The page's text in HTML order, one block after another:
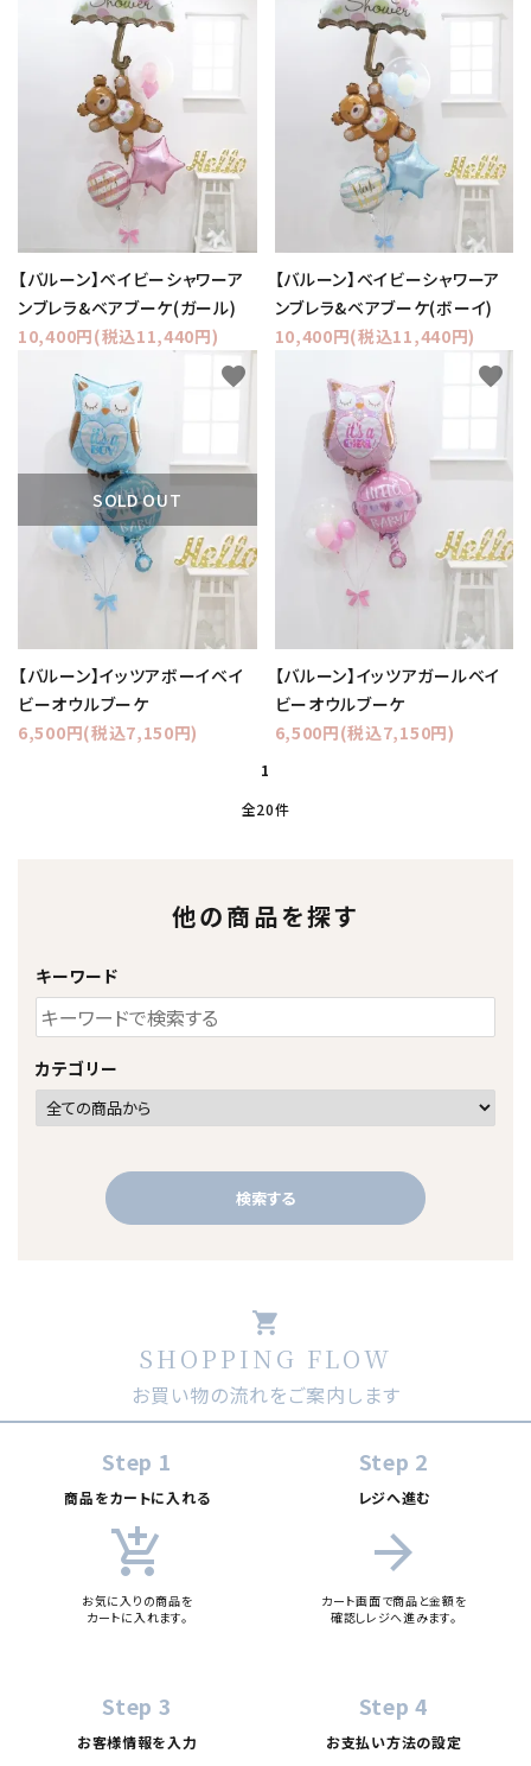
【バルーン】ベイビーシャワーア
ンブレラ&ベアブーケ(ガール)
10,400円(税込11,440円)
【バルーン】ベイビーシャワーア
ンブレラ&ベアブーケ(ボーイ)
10,400円(税込11,440円)
SOLD OUT
【バルーン】イッツアボーイベイ
ビーオウルブーケ
6,500円(税込7,150円)
favorite
【バルーン】イッツアガールベイ
ビーオウルブーケ
6,500円(税込7,150円)
favorite
1
全20件
他の商品を探す
キーワード
カテゴリー
検索する
キーワード
カテゴリー
検索する
shopping_cart
SHOPPING FLOW
お買い物の流れをご案内します
Step 1
商品をカートに入れる
add_shopping_cart
お気に入りの商品を
カートに入れます。
Step 2
レジへ進む
arrow_forward
カート画面で商品と金額を
確認しレジへ進みます。
Step 3
お客様情報を入力
Step 4
お支払い方法の設定